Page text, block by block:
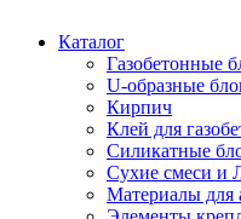
Каталог
Газобетонные
U-образные
Кирпич
Клей для
Силикатные
Сухие смеси
Материалы для